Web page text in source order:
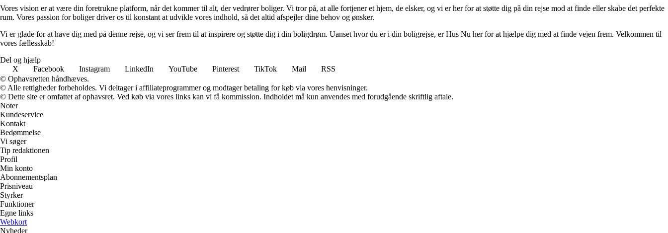
Vores vision er at være din foretrukne platform, når det kommer til alt, der vedrører boliger. Vi tror på, at alle fortjener et hjem, de elsker, og vi er her for at støtte dig på din rejse mod at finde eller skabe det perfekte
rum. Vores passion for boliger driver os til konstant at udvikle vores indhold, så det altid afspejler dine behov og ønsker.
Vi er glade for at have dig med på denne rejse, og vi ser frem til at inspirere og støtte dig i din boligdrøm. Uanset hvor du er i din boligrejse, er Hus Nu her for at hjælpe dig med at finde vejen frem. Velkommen til
vores fællesskab!
Del og hjælp
X
Facebook Instagram LinkedIn YouTube Pinterest TikTok Mail
RSS
© Ophavsretten håndhæves.
© Alle rettigheder forbeholdes. Vi deltager i affiliateprogrammer og modtager betaling for køb via vores henvisninger.
© Dette site er omfattet af ophavsret. Ved køb via vores links kan vi få kommission. Indholdet må kun anvendes med forudgående skriftlig aftale.
Noter
Kundeservice
Kontakt
Bedømmelse
Vi søger
Tip redaktionen
Profil
Min konto
Abonnementsplan
Prisniveau
Styrker
Funktioner
Egne links
Webkort
Nyheder